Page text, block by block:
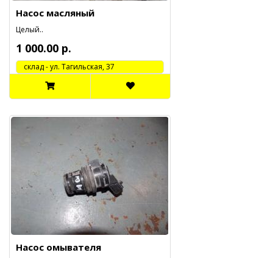
Насос масляный
Целый..
1 000.00 р.
cклад - ул. Тагильская, 37
Насос омывателя